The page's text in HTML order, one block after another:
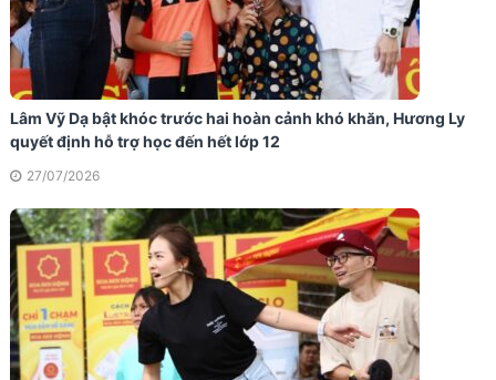
Lâm Vỹ Dạ bật khóc trước hai hoàn cảnh khó khăn, Hương Ly
quyết định hỗ trợ học đến hết lớp 12
27/07/2026